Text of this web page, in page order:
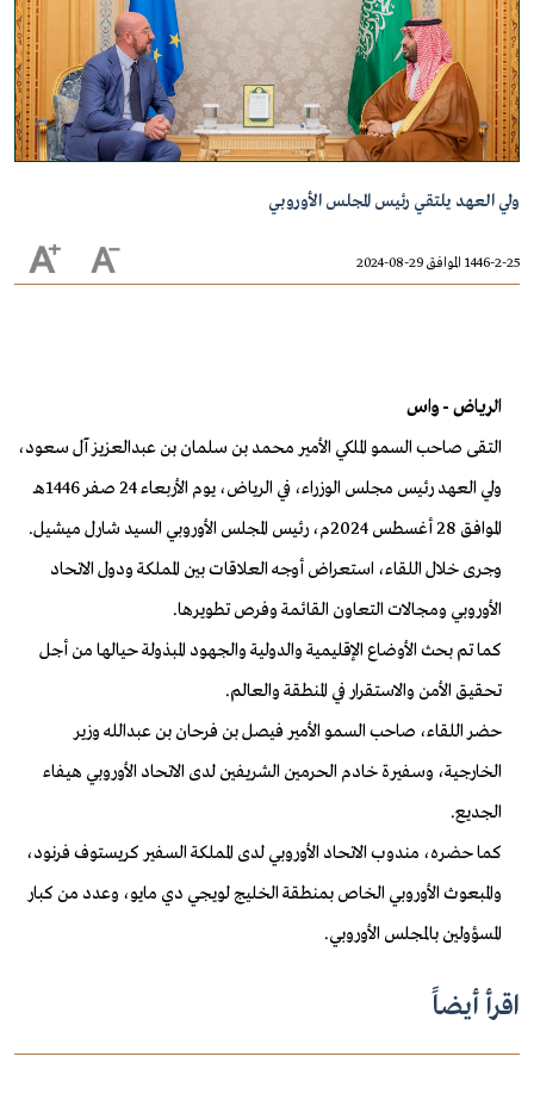
ولي العهد يلتقي رئيس المجلس الأوروبي
1446-2-25 الموافق 29-08-2024
الرياض - واس
التقى صاحب السمو الملكي الأمير محمد بن سلمان بن عبدالعزيز آل سعود،
ولي العهد رئيس مجلس الوزراء، في الرياض، يوم الأربعاء 24 صفر 1446هـ
الموافق 28 أغسطس 2024م، رئيس المجلس الأوروبي السيد شارل ميشيل.
وجرى خلال اللقاء، استعراض أوجه العلاقات بين المملكة ودول الاتحاد
الأوروبي ومجالات التعاون القائمة وفرص تطويرها.
كما تم بحث الأوضاع الإقليمية والدولية والجهود المبذولة حيالها من أجل
تحقيق الأمن والاستقرار في المنطقة والعالم.
حضر اللقاء، صاحب السمو الأمير فيصل بن فرحان بن عبدالله وزير
الخارجية، وسفيرة خادم الحرمين الشريفين لدى الاتحاد الأوروبي هيفاء
الجديع.
كما حضره، مندوب الاتحاد الأوروبي لدى المملكة السفير كريستوف فرنود،
والمبعوث الأوروبي الخاص بمنطقة الخليج لويجي دي مايو، وعدد من كبار
المسؤولين بالمجلس الأوروبي.
اقرأ أيضاً